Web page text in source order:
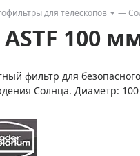
труб
ночного
Глобусы
для телескопов
100
фильтр для безопасного
Солнца. Диаметр: